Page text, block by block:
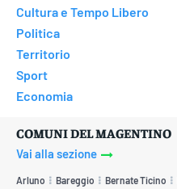
Cultura e Tempo Libero
Politica
Territorio
Sport
Economia
COMUNI DEL MAGENTINO
Vai alla sezione
Arluno Bareggio Bernate Ticino